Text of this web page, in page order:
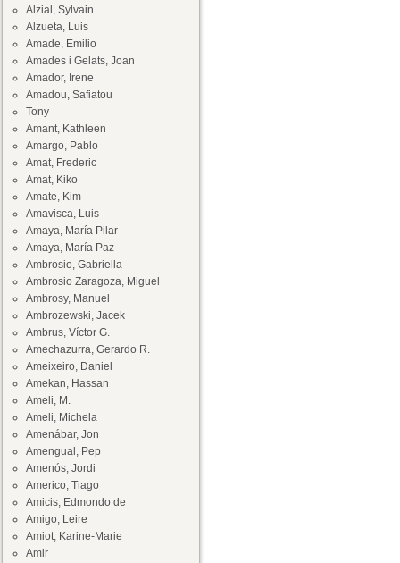
Alzial, Sylvain
Alzueta, Luis
Amade, Emilio
Amades i Gelats, Joan
Amador, Irene
Amadou, Safiatou
Tony
Amant, Kathleen
Amargo, Pablo
Amat, Frederic
Amat, Kiko
Amate, Kim
Amavisca, Luis
Amaya, María Pilar
Amaya, María Paz
Ambrosio, Gabriella
Ambrosio Zaragoza, Miguel
Ambrosy, Manuel
Ambrozewski, Jacek
Ambrus, Víctor G.
Amechazurra, Gerardo R.
Ameixeiro, Daniel
Amekan, Hassan
Ameli, M.
Ameli, Michela
Amenábar, Jon
Amengual, Pep
Amenós, Jordi
Americo, Tiago
Amicis, Edmondo de
Amigo, Leire
Amiot, Karine-Marie
Amir